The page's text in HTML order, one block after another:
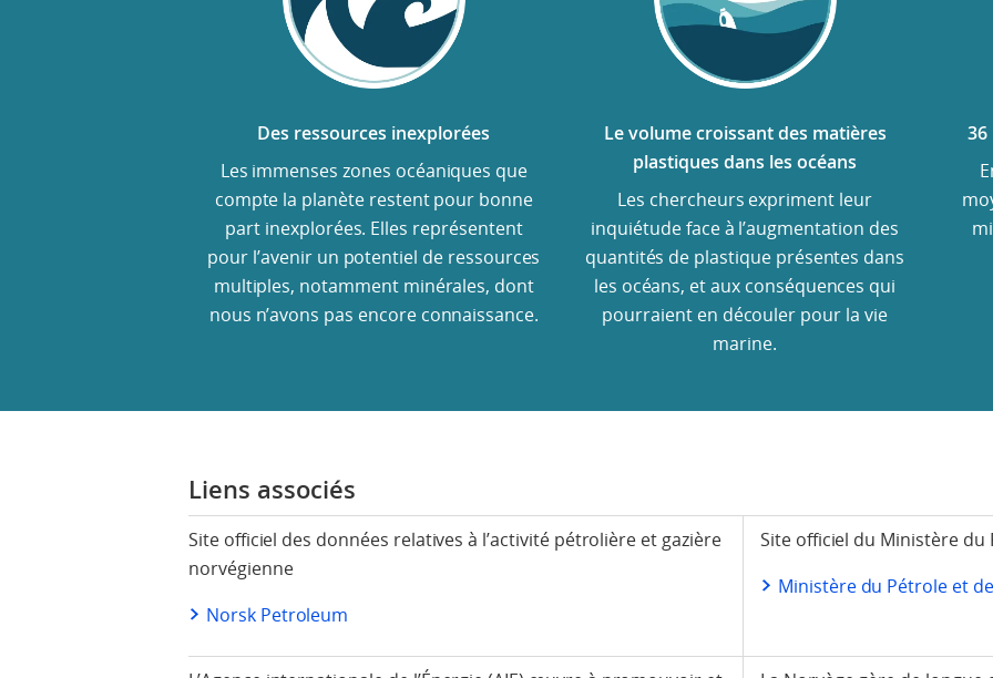
Des ressources inexplorées
Les immenses zones océaniques que
compte la planète restent pour bonne
part inexplorées. Elles représentent
pour l’avenir un potentiel de ressources
multiples, notamment minérales, dont
nous n’avons pas encore connaissance.
Le volume croissant des matières
plastiques dans les océans
Les chercheurs expriment leur
inquiétude face à l’augmentation des
quantités de plastique présentes dans
les océans, et aux conséquences qui
pourraient en découler pour la vie
marine.
36
Liens associés
Site officiel des données relatives à l’activité pétrolière et gazière
norvégienne
Norsk Petroleum
Site officiel du Ministère du
Ministère du Pétrole et de